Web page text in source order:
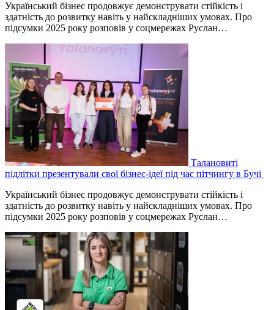
Український бізнес продовжує демонструвати стійкість і
здатність до розвитку навіть у найскладніших умовах. Про
підсумки 2025 року розповів у соцмережах Руслан…
Талановиті
підлітки презентували свої бізнес-ідеї під час пітчингу в Бучі
Український бізнес продовжує демонструвати стійкість і
здатність до розвитку навіть у найскладніших умовах. Про
підсумки 2025 року розповів у соцмережах Руслан…